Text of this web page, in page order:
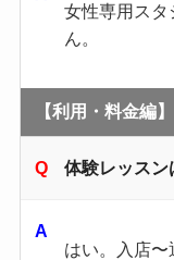
女性専用ス
ん。
【利用・料金編】
体験レッスン
はい。入店